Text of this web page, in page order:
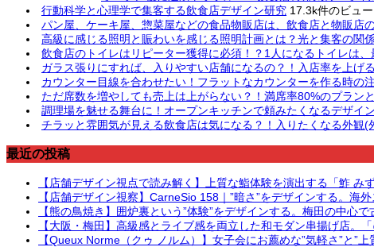
行動科学と心理学で集客する飲食店デザイン研究 17.3k件のビュー
パン屋、ケーキ屋、惣菜屋などの食品物販店は、飲食店と物販店
高級に感じる照明と賑わいを感じる照明計画とは？光と集客の関
飲食店のトイレはリピーター獲得に必須！？1人になるトイレは、
ガラス張りにすれば、入りやすい店舗になるの？！入店率を上げ
カウンター目線を合わせたい！フラットなカウンターを作る時の
ただ席数を増やしても売上は上がらない？！満席率80%のプラン
調理場を魅せる舞台に！オープンキッチンで頼みたくなるデザイ
チラッと雰囲気が見える飲食店は気になる？！入りたくなる外観(
最近の投稿
【店舗デザイン視点で読み解く】上質な鮨体験を演出する「鮓
【店舗デザイン視察】CarneSio 158｜”暗さ”をデザインする。海
【熊の鳥焼き】囲炉裏という”体験”をデザインする。梅田の中心
【大阪・梅田】高級感とライブ感を両立した和モダン串揚げ店。
【Queux Norme（クゥ ノルム）】女子会にお薦めな”気軽さ”と”